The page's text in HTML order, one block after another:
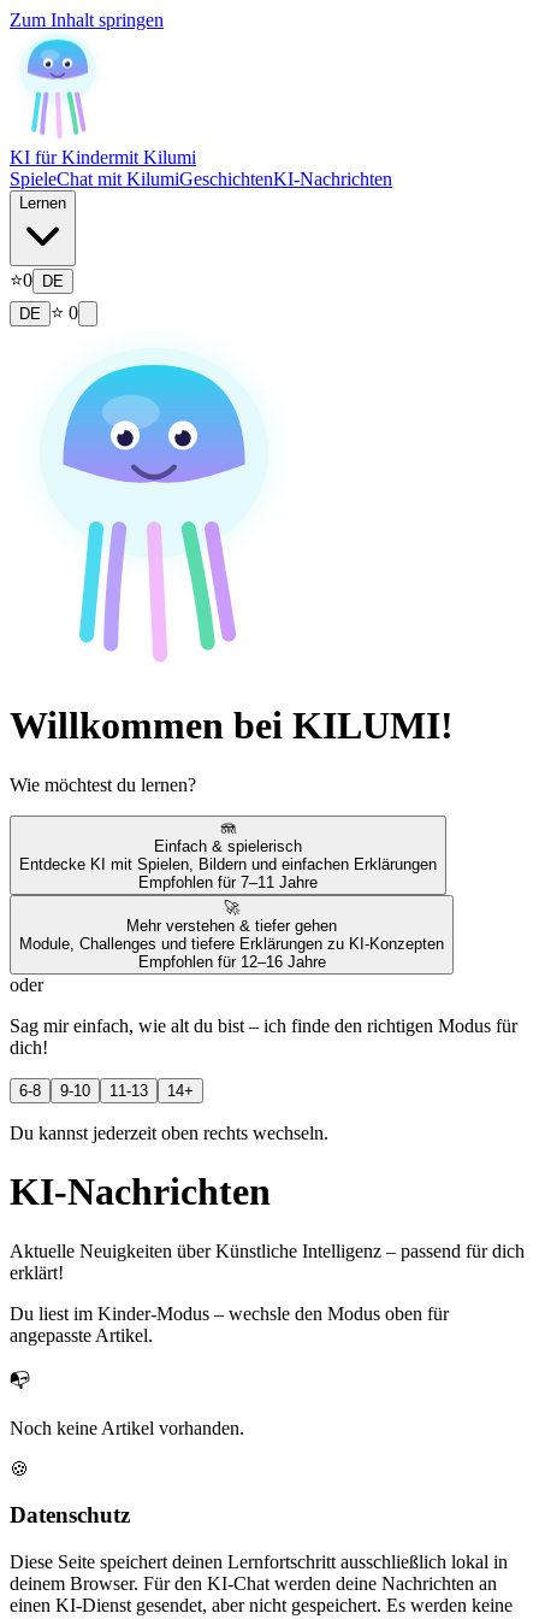
Zum Inhalt springen
KI für Kindermit Kilumi
SpieleChat mit KilumiGeschichtenKI-Nachrichten
Lernen
⭐0
DE
DE ⭐ 0
Willkommen bei KILUMI!
Wie möchtest du lernen?
🪼
Einfach & spielerisch
Entdecke KI mit Spielen, Bildern und einfachen Erklärungen
Empfohlen für 7–11 Jahre
🚀
Mehr verstehen & tiefer gehen
Module, Challenges und tiefere Erklärungen zu KI-Konzepten
Empfohlen für 12–16 Jahre
oder
Sag mir einfach, wie alt du bist – ich finde den richtigen Modus für
dich!
6-8 9-10 11-13 14+
Du kannst jederzeit oben rechts wechseln.
KI-Nachrichten
Aktuelle Neuigkeiten über Künstliche Intelligenz – passend für dich
erklärt!
Du liest im Kinder-Modus – wechsle den Modus oben für
angepasste Artikel.
📭
Noch keine Artikel vorhanden.
🍪
Datenschutz
Diese Seite speichert deinen Lernfortschritt ausschließlich lokal in
deinem Browser. Für den KI-Chat werden deine Nachrichten an
einen KI-Dienst gesendet, aber nicht gespeichert. Es werden keine